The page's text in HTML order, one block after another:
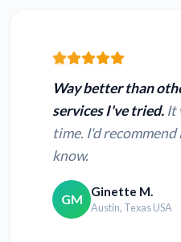
Converter WEBM em
texto
Converter QT em
texto
Way better than
services I've tried. It
time. I'd
know.
GM Ginette M.
Austin, Texas USA